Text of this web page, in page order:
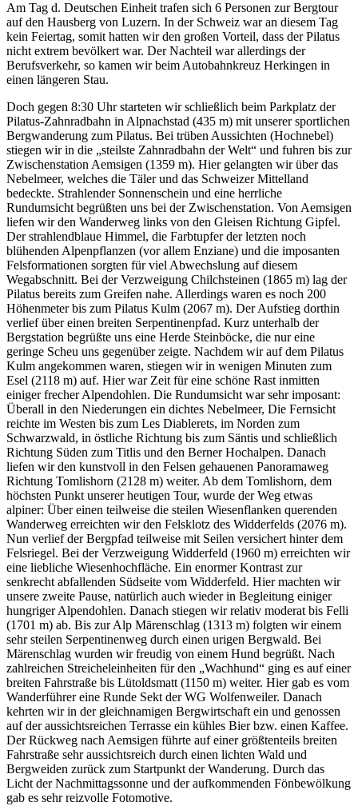
Am Tag d. Deutschen Einheit trafen sich 6 Personen zur Bergtour
auf den Hausberg von Luzern. In der Schweiz war an diesem Tag
kein Feiertag, somit hatten wir den großen Vorteil, dass der Pilatus
nicht extrem bevölkert war. Der Nachteil war allerdings der
Berufsverkehr, so kamen wir beim Autobahnkreuz Herkingen in
einen längeren Stau.
Doch gegen 8:30 Uhr starteten wir schließlich beim Parkplatz der
Pilatus-Zahnradbahn in Alpnachstad (435 m) mit unserer sportlichen
Bergwanderung zum Pilatus. Bei trüben Aussichten (Hochnebel)
stiegen wir in die „steilste Zahnradbahn der Welt“ und fuhren bis zur
Zwischenstation Aemsigen (1359 m). Hier gelangten wir über das
Nebelmeer, welches die Täler und das Schweizer Mittelland
bedeckte. Strahlender Sonnenschein und eine herrliche
Rundumsicht begrüßten uns bei der Zwischenstation. Von Aemsigen
liefen wir den Wanderweg links von den Gleisen Richtung Gipfel.
Der strahlendblaue Himmel, die Farbtupfer der letzten noch
blühenden Alpenpflanzen (vor allem Enziane) und die imposanten
Felsformationen sorgten für viel Abwechslung auf diesem
Wegabschnitt. Bei der Verzweigung Chilchsteinen (1865 m) lag der
Pilatus bereits zum Greifen nahe. Allerdings waren es noch 200
Höhenmeter bis zum Pilatus Kulm (2067 m). Der Aufstieg dorthin
verlief über einen breiten Serpentinenpfad. Kurz unterhalb der
Bergstation begrüßte uns eine Herde Steinböcke, die nur eine
geringe Scheu uns gegenüber zeigte. Nachdem wir auf dem Pilatus
Kulm angekommen waren, stiegen wir in wenigen Minuten zum
Esel (2118 m) auf. Hier war Zeit für eine schöne Rast inmitten
einiger frecher Alpendohlen. Die Rundumsicht war sehr imposant:
Überall in den Niederungen ein dichtes Nebelmeer, Die Fernsicht
reichte im Westen bis zum Les Diablerets, im Norden zum
Schwarzwald, in östliche Richtung bis zum Säntis und schließlich
Richtung Süden zum Titlis und den Berner Hochalpen. Danach
liefen wir den kunstvoll in den Felsen gehauenen Panoramaweg
Richtung Tomlishorn (2128 m) weiter. Ab dem Tomlishorn, dem
höchsten Punkt unserer heutigen Tour, wurde der Weg etwas
alpiner: Über einen teilweise die steilen Wiesenflanken querenden
Wanderweg erreichten wir den Felsklotz des Widderfelds (2076 m).
Nun verlief der Bergpfad teilweise mit Seilen versichert hinter dem
Felsriegel. Bei der Verzweigung Widderfeld (1960 m) erreichten wir
eine liebliche Wiesenhochfläche. Ein enormer Kontrast zur
senkrecht abfallenden Südseite vom Widderfeld. Hier machten wir
unsere zweite Pause, natürlich auch wieder in Begleitung einiger
hungriger Alpendohlen. Danach stiegen wir relativ moderat bis Felli
(1701 m) ab. Bis zur Alp Märenschlag (1313 m) folgten wir einem
sehr steilen Serpentinenweg durch einen urigen Bergwald. Bei
Märenschlag wurden wir freudig von einem Hund begrüßt. Nach
zahlreichen Streicheleinheiten für den „Wachhund“ ging es auf einer
breiten Fahrstraße bis Lütoldsmatt (1150 m) weiter. Hier gab es vom
Wanderführer eine Runde Sekt der WG Wolfenweiler. Danach
kehrten wir in der gleichnamigen Bergwirtschaft ein und genossen
auf der aussichtsreichen Terrasse ein kühles Bier bzw. einen Kaffee.
Der Rückweg nach Aemsigen führte auf einer größtenteils breiten
Fahrstraße sehr aussichtsreich durch einen lichten Wald und
Bergweiden zurück zum Startpunkt der Wanderung. Durch das
Licht der Nachmittagssonne und der aufkommenden Fönbewölkung
gab es sehr reizvolle Fotomotive.